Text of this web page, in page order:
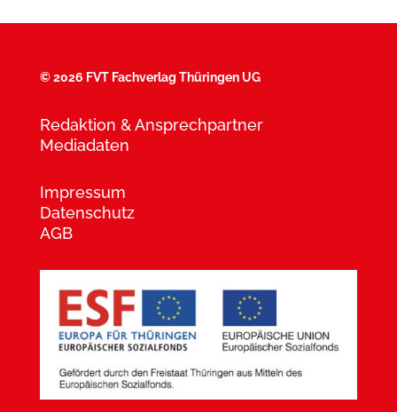
©2026 FVT Fachverlag Thüringen UG
Redaktion & Ansprechpartner
Mediadaten
Impressum
Datenschutz
AGB